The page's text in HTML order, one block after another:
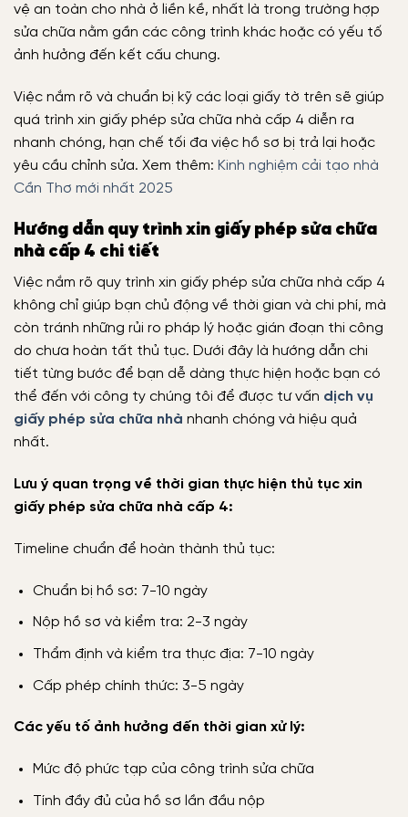
vệ an toàn cho nhà ở liền kề, nhất là trong trường hợp
sửa chữa nằm gần các công trình khác hoặc có yếu tố
ảnh hưởng đến kết cấu chung.
Việc nắm rõ và chuẩn bị kỹ các loại giấy tờ trên sẽ giúp
quá trình xin giấy phép sửa chữa nhà cấp 4 diễn ra
nhanh chóng, hạn chế tối đa việc hồ sơ bị trả lại hoặc
yêu cầu chỉnh sửa. Xem thêm: Kinh nghiệm cải tạo nhà
Cần Thơ mới nhất 2025
Hướng dẫn quy trình xin giấy phép sửa chữa
nhà cấp 4 chi tiết
Việc nắm rõ quy trình xin giấy phép sửa chữa nhà cấp 4
không chỉ giúp bạn chủ động về thời gian và chi phí, mà
còn tránh những rủi ro pháp lý hoặc gián đoạn thi công
do chưa hoàn tất thủ tục. Dưới đây là hướng dẫn chi
tiết từng bước để bạn dễ dàng thực hiện hoặc bạn có
thể đến với công ty chúng tôi để được tư vấn dịch vụ
giấy phép sửa chữa nhà nhanh chóng và hiệu quả
nhất.
Lưu ý quan trọng về thời gian thực hiện thủ tục xin
giấy phép sửa chữa nhà cấp 4:
Timeline chuẩn để hoàn thành thủ tục:
Chuẩn bị hồ sơ: 7-10 ngày
Nộp hồ sơ và kiểm tra: 2-3 ngày
Thẩm định và kiểm tra thực địa: 7-10 ngày
Cấp phép chính thức: 3-5 ngày
Các yếu tố ảnh hưởng đến thời gian xử lý:
Mức độ phức tạp của công trình sửa chữa
Tính đầy đủ của hồ sơ lần đầu nộp